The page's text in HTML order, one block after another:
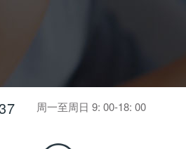
周一至周日 9: 00-18: 00